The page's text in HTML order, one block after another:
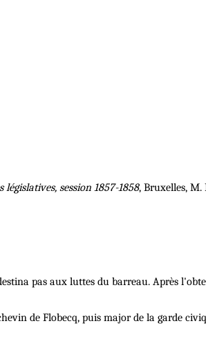
session 1857-1858, Bruxelles, M.
pas aux luttes du barreau. Après
de Flobecq, puis major de la garde